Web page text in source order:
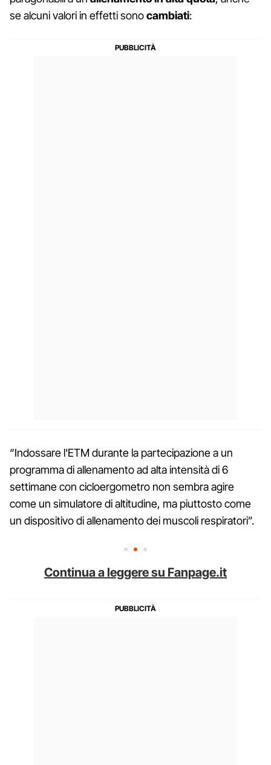
se alcuni valori in effetti sonocambiati:
“Indossare l'ETM durante la partecipazione a un
programma di allenamento ad alta intensità di 6
settimane con cicloergometro non sembra agire
come un simulatore di altitudine, ma piuttosto come
un dispositivo di allenamento dei muscoli respiratori”.
Continua a leggere su Fanpage.it